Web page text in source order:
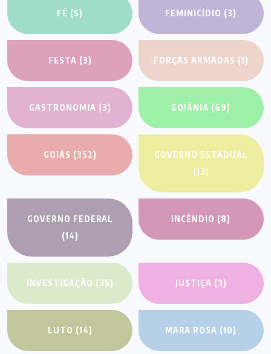
FÉ (5) FEMINICÍDIO (3)
FESTA (3) FORÇAS ARMADAS (1)
GASTRONOMIA (3) GOIÂNIA (69)
GOIÁS (352)
GOVERNO ESTADUAL
(13)
GOVERNO FEDERAL
(14)
INCÊNDIO (8)
INVESTIGAÇÃO (35) JUSTIÇA (3)
LUTO (14) MARA ROSA (10)